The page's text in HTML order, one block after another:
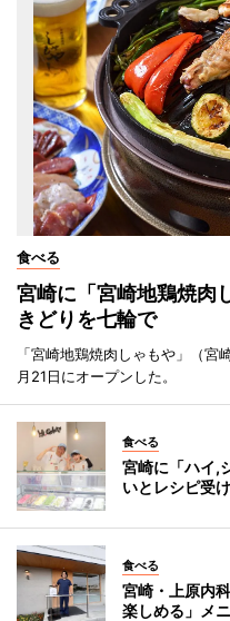
食べる
宮崎に「宮崎地鶏焼
きどりを七輪で
「宮崎地鶏焼肉しゃもや」（
月21日にオープンした。
食べる
宮崎に「ハイ,
いとレシピ受
食べる
宮崎・上原内
楽しめる」メ